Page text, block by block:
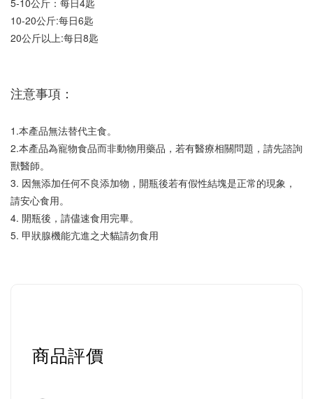
10-20公斤:每日6匙
20公斤以上:每日8匙
注意事項：
1.本產品無法替代主食。
2.本產品為寵物食品而非動物用藥品，若有醫療相關問題，請先諮詢
獸醫師。
3. 因無添加任何不良添加物，開瓶後若有假性結塊是正常的現象，
請安心食用。
4. 開瓶後，請儘速食用完畢。
5. 甲狀腺機能亢進之犬貓請勿食用
商品評價